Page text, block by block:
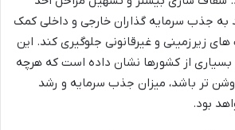
به جذب سرمایه گذاران خارجی و داخلی کمک
زیرزمینی و غیرقانونی جلوگیری کند. این
از کشورها نشان داده است که هرچه
تر باشد، میزان جذب سرمایه و رشد
بود.